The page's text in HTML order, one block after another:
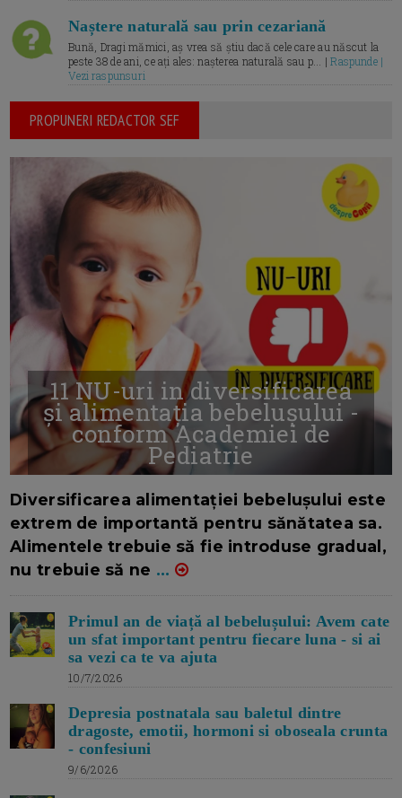
Naștere naturală sau prin cezariană
Bună, Dragi mămici, aș vrea să știu dacă cele care au născut la
peste 38 de ani, ce ați ales: nașterea naturală sau p... |Raspunde |
Vezi raspunsuri
PROPUNERI REDACTOR SEF
11 NU-uri in diversificarea
și alimentația bebelușului -
conform Academiei de
Pediatrie
Diversificarea alimentației bebelușului este
extrem de importantă pentru sănătatea sa.
Alimentele trebuie să fie introduse gradual,
nu trebuie să ne ...
Primul an de viață al bebelușului: Avem cate
un sfat important pentru fiecare luna - si ai
sa vezi ca te va ajuta
10/7/2026
Depresia postnatala sau baletul dintre
dragoste, emotii, hormoni si oboseala crunta
- confesiuni
9/6/2026